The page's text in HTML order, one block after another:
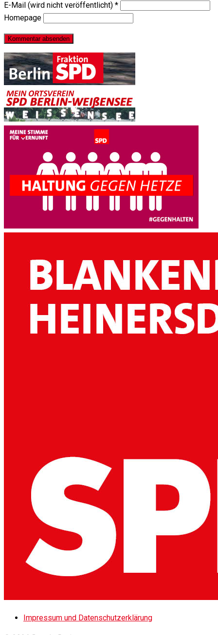
E-Mail (wird nicht veröffentlicht) *
Homepage
Impressum und Datenschutzerklärung